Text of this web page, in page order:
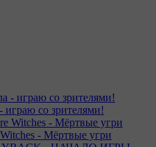
играю со зрителями!
- Мёртвые угри